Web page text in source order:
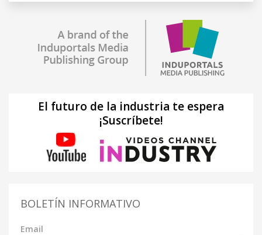
El futuro de la industria te espera
¡Suscríbete!
BOLETÍN INFORMATIVO
Email